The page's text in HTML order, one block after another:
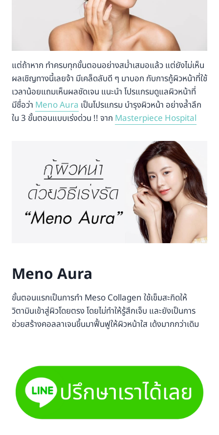
แต่ถ้าหาก ทำครบทุกขั้นตอนอย่างสม่ำเสมอแล้ว แต่ยังไม่เห็น
ผลเชิญทางนี้เลยจ้า มีเคล็ดลับดี ๆ มาบอก กับการกู้ผิวหน้าที่ใช้
เวลาน้อยแถมเห็นผลชัดเจน แนะนำ โปรแกรมดูแลผิวหน้าที่
มีชื่อว่า Meno Aura เป็นโปรแกรม บำรุงผิวหน้า อย่างล้ำลึก
ใน 3 ขั้นตอนแบบเร่งด่วน !! จาก Masterpiece Hospital
Meno Aura
ขั้นตอนแรกเป็นการทำ Meso Collagen ใช้เข็มสะกิดให้
วิตามินเข้าสู่ผิวโดยตรง โดยไม่ทำให้รู้สึกเจ็บ และยังเป็นการ
ช่วยสร้างคอลลาเจนขึ้นมาฟื้นฟูให้ผิวหน้าใส เด้งมากกว่าเดิม